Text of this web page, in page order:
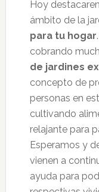
Hoy
ámbito de la
para tu hogar
cobrando
de jardines
concepto de
personas en
cultivando
relajante para
Esperamos y
vienen a
ayuda para